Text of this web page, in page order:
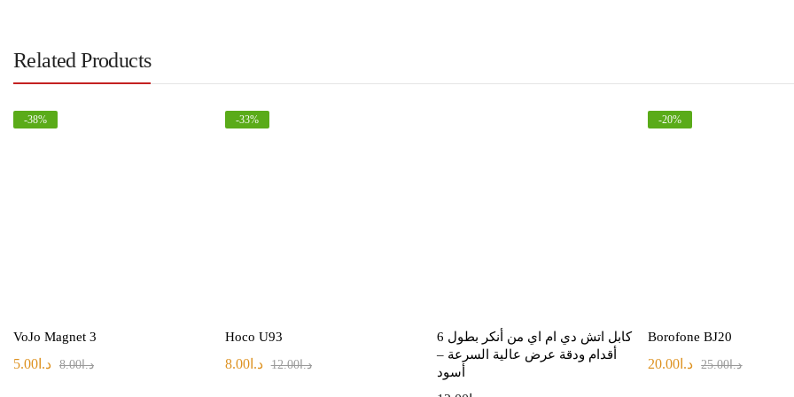
Related Products
-38%
VoJo Magnet 3
د.ا8.00 د.ا 5.00
-33%
Hoco U93
د.ا12.00 د.ا8.00
كابل اتش دي ام اي من أنكر بطول 6
أقدام ودقة عرض عالية السرعة –
أسود
-20%
Borofone BJ20
د.ا25.00 د.ا 20.00